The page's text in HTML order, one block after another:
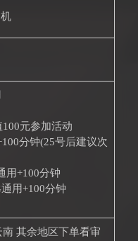
元参加活动
分钟(25号后建议次
用+100分钟
用+100分钟
其余地区下单看审